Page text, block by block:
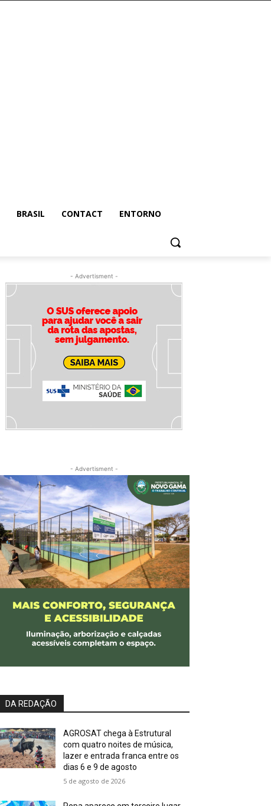
BRASIL CONTACT ENTORNO
- Advertisment -
- Advertisment -
DA REDAÇÃO
AGROSAT chega à Estrutural
com quatro noites de música,
lazer e entrada franca entre os
dias 6 e 9 de agosto
5 de agosto de 2026